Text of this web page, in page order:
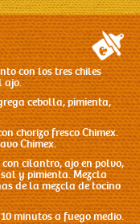
con los tres chiles
ajo.
cebolla, pimienta,
chorizo fresco Chimex.
Chimex.
cilantro, ajo en polvo,
y pimienta. Mezcla
de la mezcla de tocino
minutos a fuego medio.